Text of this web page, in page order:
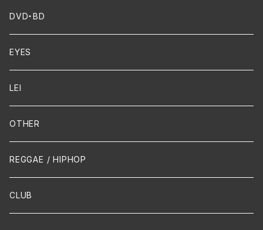
FUNK
Violin
Cello
Guitar / Ukulele
Mandolin
声楽
吹奏楽
DVD・BD
EYES
LEI
OTHER
REGGAE / HIPHOP
CLUB